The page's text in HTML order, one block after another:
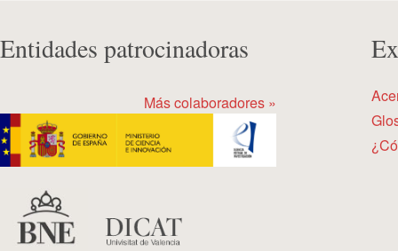
Entidades patrocinadoras
Más colaboradores »